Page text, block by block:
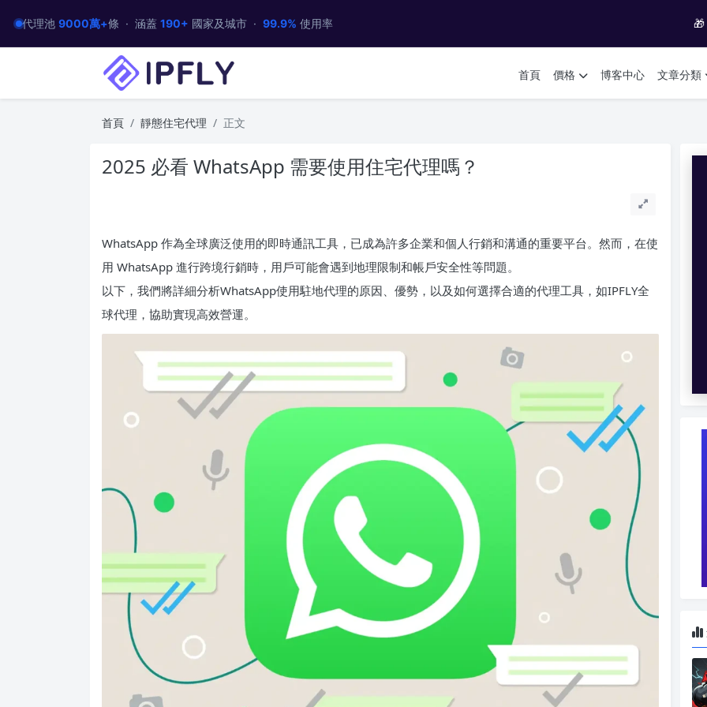
代理池 9000萬+條 · 涵蓋 190+ 國家及城市 · 99.9% 使用率 🎁
首頁 價格 博客中心 文章分類
首頁 靜態住宅代理 正文
2025 必看 WhatsApp 需要使用住宅代理嗎？
WhatsApp 作為全球廣泛使用的即時通訊工具，已成為許多企業和個人行銷和溝通的重要平台。然而，在使
用 WhatsApp 進行跨境行銷時，用戶可能會遇到地理限制和帳戶安全性等問題。
以下，我們將詳細分析WhatsApp使用駐地代理的原因、優勢，以及如何選擇合適的代理工具，如IPFLY全
球代理，協助實現高效營運。